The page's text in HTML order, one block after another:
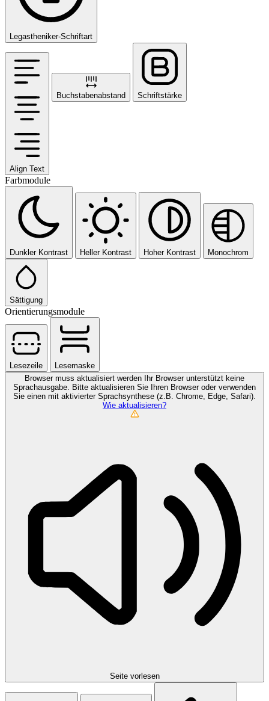
Legastheniker-Schriftart
Align Text
Buchstabenabstand Schriftstärke
Farbmodule
Dunkler Kontrast Heller Kontrast Hoher Kontrast Monochrom
Sättigung
Orientierungsmodule
Lesezeile
Lesemaske
Browser muss aktualisiert werden Ihr Browser unterstützt keine
Sprachausgabe. Bitte aktualisieren Sie Ihren Browser oder verwenden
Sie einen mit aktivierter Sprachsynthese (z.B. Chrome, Edge, Safari).
Wie aktualisieren?
Seite vorlesen